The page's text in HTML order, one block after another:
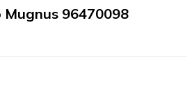
96470098